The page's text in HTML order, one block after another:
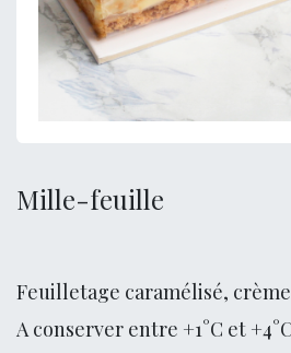
Mille-feuille
Feuilletage caramélisé,
A conserver entre +1°C et +4°C